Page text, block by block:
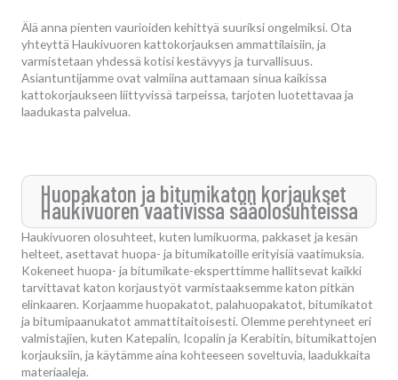
Älä anna pienten vaurioiden kehittyä suuriksi ongelmiksi. Ota
yhteyttä Haukivuoren kattokorjauksen ammattilaisiin, ja
varmistetaan yhdessä kotisi kestävyys ja turvallisuus.
Asiantuntijamme ovat valmiina auttamaan sinua kaikissa
kattokorjaukseen liittyvissä tarpeissa, tarjoten luotettavaa ja
laadukasta palvelua.
Huopakaton ja bitumikaton korjaukset
Haukivuoren vaativissa sääolosuhteissa
Haukivuoren olosuhteet, kuten lumikuorma, pakkaset ja kesän
helteet, asettavat huopa- ja bitumikatoille erityisiä vaatimuksia.
Kokeneet huopa- ja bitumikate-eksperttimme hallitsevat kaikki
tarvittavat katon korjaustyöt varmistaaksemme katon pitkän
elinkaaren. Korjaamme huopakatot, palahuopakatot, bitumikatot
ja bitumipaanukatot ammattitaitoisesti. Olemme perehtyneet eri
valmistajien, kuten Katepalin, Icopalin ja Kerabitin, bitumikattojen
korjauksiin, ja käytämme aina kohteeseen soveltuvia, laadukkaita
materiaaleja.